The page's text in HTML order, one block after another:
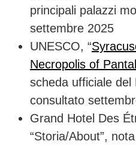
principali palazzi
settembre 2025
UNESCO, “
Necropolis of
scheda ufficiale del
consultato
Grand Hotel Des
“Storia/About”,